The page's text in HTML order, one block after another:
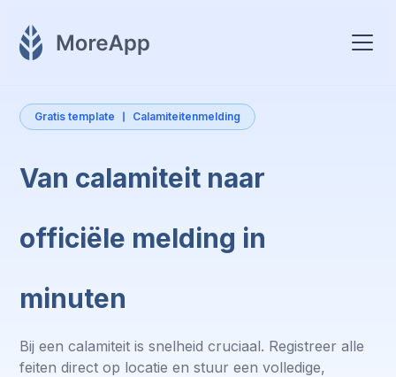
Gratis template Calamiteitenmelding
Van calamiteit naar
officiële melding in
minuten
Bij een calamiteit is snelheid cruciaal. Registreer alle
feiten direct op locatie en stuur een volledige,